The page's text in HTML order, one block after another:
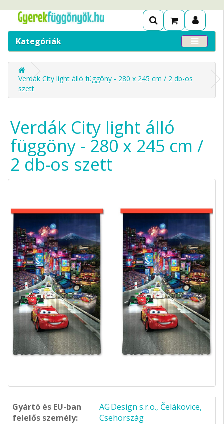
Kategóriák
Verdák City light álló függöny - 280 x 245 cm / 2 db-os
szett
Verdák City light álló
függöny - 280 x 245 cm /
2 db-os szett
Gyártó és EU-ban
felelős személy:
AG Design s.r.o., Čelákovice,
Csehország